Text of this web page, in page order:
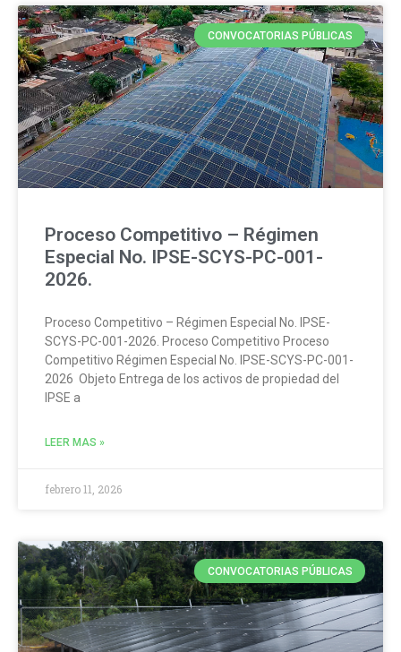
CONVOCATORIAS PÚBLICAS
Proceso Competitivo – Régimen
Especial No. IPSE-SCYS-PC-001-
2026.
Proceso Competitivo – Régimen Especial No. IPSE-
SCYS-PC-001-2026. Proceso Competitivo Proceso
Competitivo Régimen Especial No. IPSE-SCYS-PC-001-
2026 Objeto Entrega de los activos de propiedad del
IPSE a
LEER MAS »
febrero 11, 2026
CONVOCATORIAS PÚBLICAS